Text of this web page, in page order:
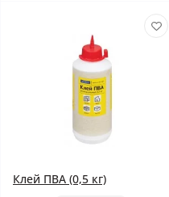
Клей ПВА (0,5 кг)